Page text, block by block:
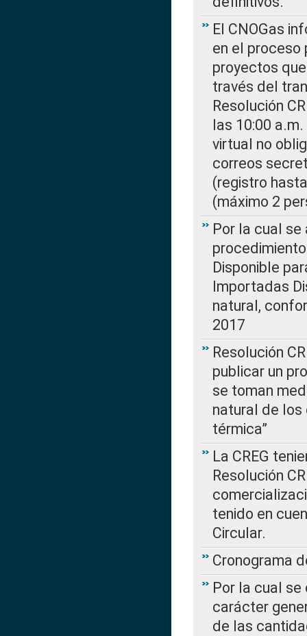
El CNOGas
en el proceso
proyectos
través del
Resolución
las 10:00
virtual no
correos
(registro
(máximo 2
Por la cual
Disponible
Importadas
natural,
2017
Resolución
publicar un
se toman
natural de los
térmica”
La CREG
Resolución
tenido en
Circular.
Cronograma
Por la cual
carácter
de las